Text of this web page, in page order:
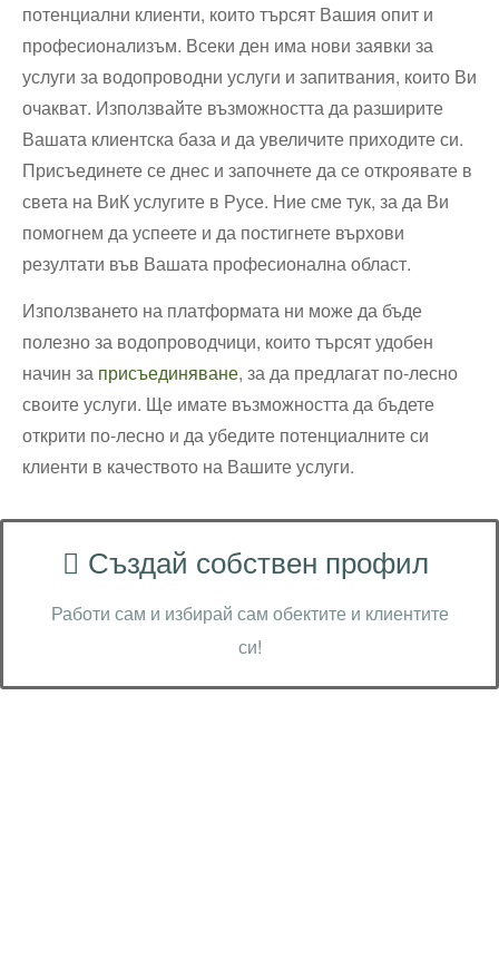
потенциални клиенти, които търсят Вашия опит и
професионализъм. Всеки ден има нови заявки за
услуги за водопроводни услуги и запитвания, които Ви
очакват. Използвайте възможността да разширите
Вашата клиентска база и да увеличите приходите си.
Присъединете се днес и започнете да се откроявате в
света на ВиК услугите в Русе. Ние сме тук, за да Ви
помогнем да успеете и да постигнете върхови
резултати във Вашата професионална област.
Използването на платформата ни може да бъде
полезно за водопроводчици, които търсят удобен
начин за присъединяване, за да предлагат по-лесно
своите услуги. Ще имате възможността да бъдете
открити по-лесно и да убедите потенциалните си
клиенти в качеството на Вашите услуги.
Създай собствен профил
Работи сам и избирай сам обектите и клиентите
си!